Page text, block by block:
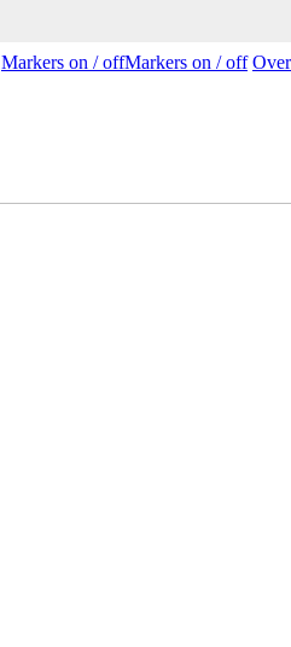
Markers on /offMarkers on / off